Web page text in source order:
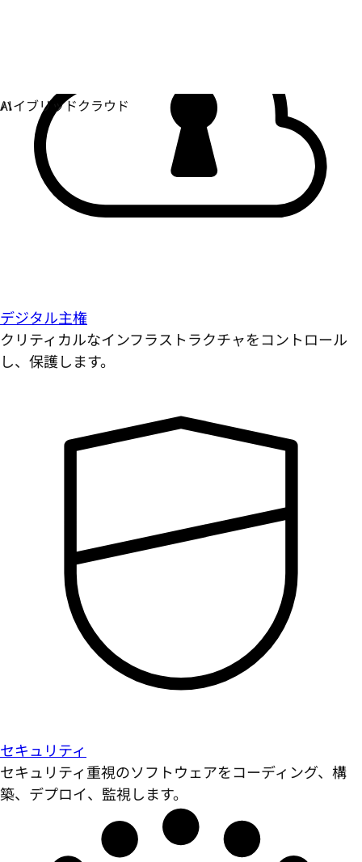
デジタル主権
クリティカルなインフラストラクチャをコントロール
し、保護します。
セキュリティ
セキュリティ重視のソフトウェアをコーディング、構
築、デプロイ、監視します。